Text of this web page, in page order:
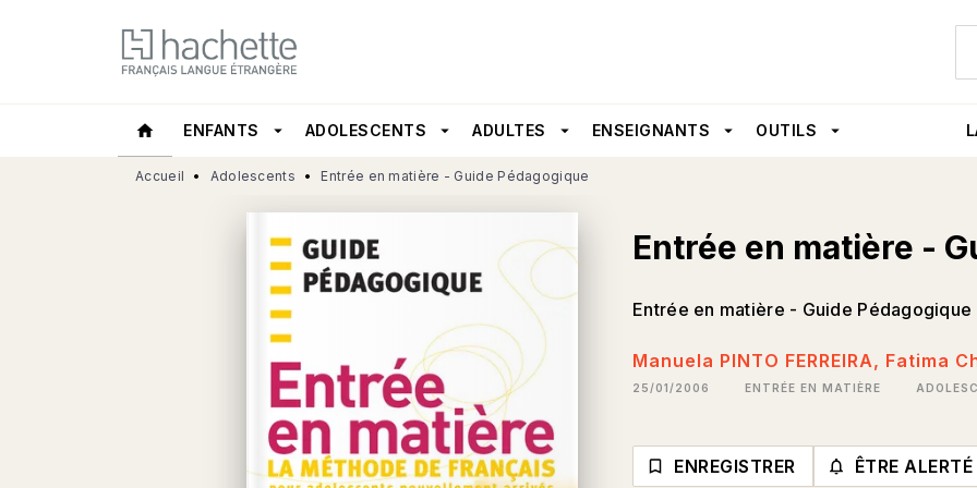
MENU RECHERCHE
home ENFANTS arrow_drop_down ADOLESCENTS arrow_drop_down ADULTES arrow_drop_down ENSEIGNANTS arrow_drop_down OUTILS arrow_drop_down
Accueil • Adolescents • Entrée en matière - Guide Pédagogique
Entrée en matière -
Entrée en matière - Guide Pédagogique
Manuela PINTO FERREIRA, Fatima
25/01/2006 ENTRÉE EN MATIÈRE
bookmark_border ENREGISTRER ÊTRE ALERTÉ